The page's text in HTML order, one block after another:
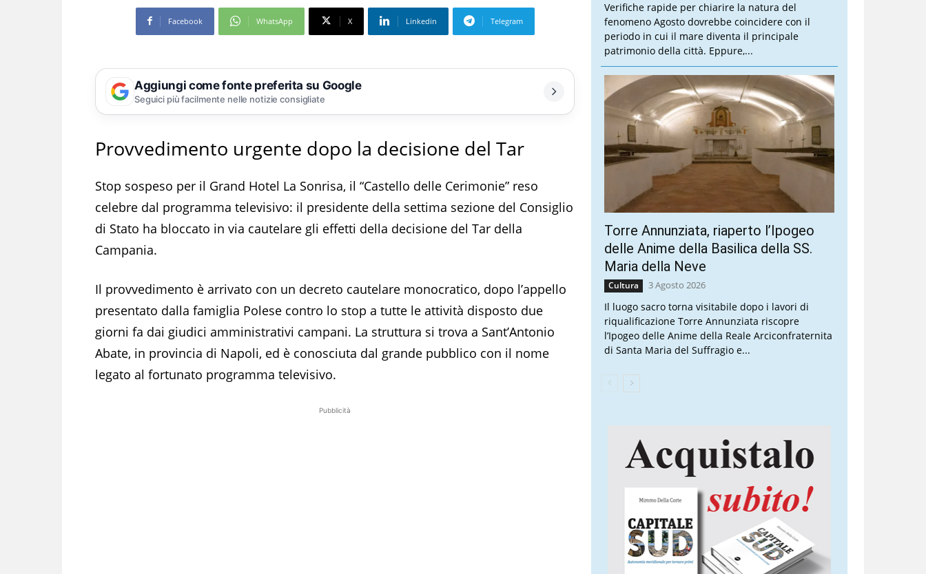
Facebook WhatsApp X Linkedin Telegram
Aggiungi come fonte preferita su Google
Seguici più facilmente nelle notizie consigliate
Provvedimento urgente dopo la decisione del Tar
Stop sospeso per il Grand Hotel La Sonrisa, il “Castello delle Cerimonie” reso
celebre dal programma televisivo: il presidente della settima sezione del Consiglio
di Stato ha bloccato in via cautelare gli effetti della decisione del Tar della
Campania.
Il provvedimento è arrivato con un decreto cautelare monocratico, dopo l’appello
presentato dalla famiglia Polese contro lo stop a tutte le attività disposto due
giorni fa dai giudici amministrativi campani. La struttura si trova a Sant’Antonio
Abate, in provincia di Napoli, ed è conosciuta dal grande pubblico con il nome
legato al fortunato programma televisivo.
Pubblicità
Verifiche rapide per chiarire la natura del
fenomeno Agosto dovrebbe coincidere con il
periodo in cui il mare diventa il principale
patrimonio della città. Eppure,...
Torre Annunziata, riaperto l’Ipogeo
delle Anime della Basilica della SS.
Maria della Neve
Cultura 3 Agosto 2026
Il luogo sacro torna visitabile dopo i lavori di
riqualificazione Torre Annunziata riscopre
l’Ipogeo delle Anime della Reale Arciconfraternita
di Santa Maria del Suffragio e...